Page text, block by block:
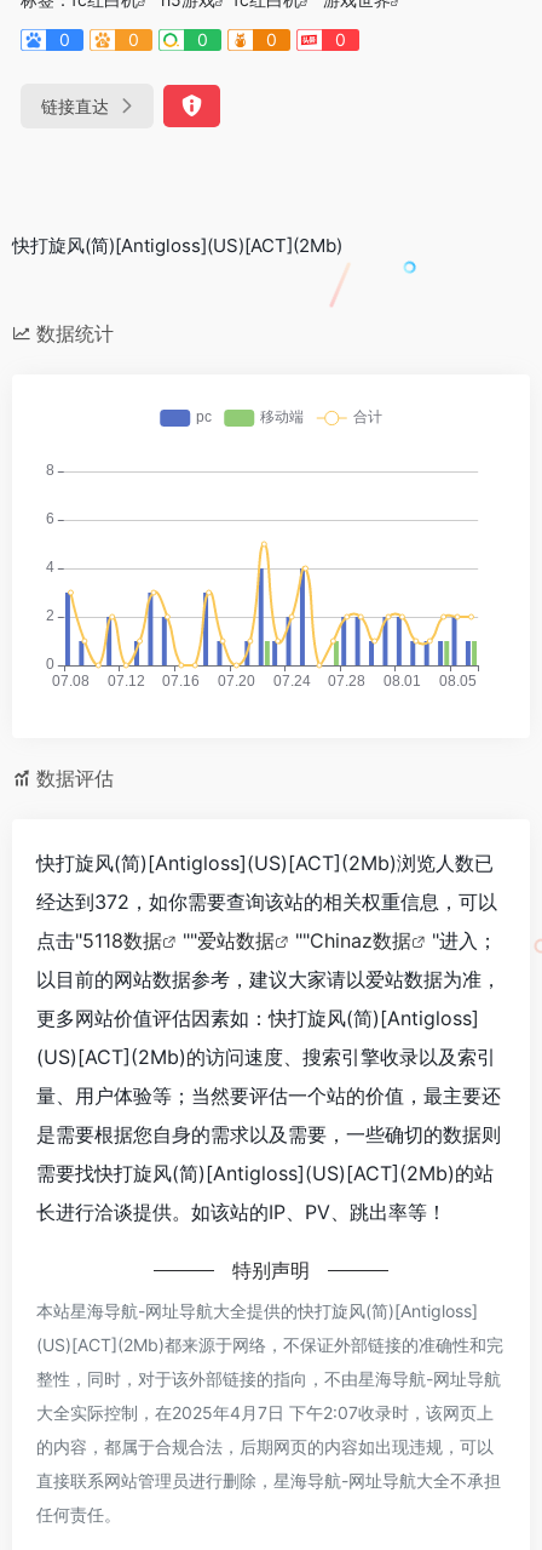
0
0 0 0 0
链接直达
快打旋风(简)[Antigloss](US)[ACT](2Mb)
数据统计
数据评估
快打旋风(简)[Antigloss](US)[ACT](2Mb)浏览人数已
经达到372，如你需要查询该站的相关权重信息，可以
点击"5118数据 ""爱站数据 ""Chinaz数据
"进入；
以目前的网站数据参考，建议大家请以爱站数据为准，
更多网站价值评估因素如：快打旋风(简)[Antigloss]
(US)[ACT](2Mb)的访问速度、搜索引擎收录以及索引
量、用户体验等；当然要评估一个站的价值，最主要还
是需要根据您自身的需求以及需要，一些确切的数据则
需要找快打旋风(简)[Antigloss](US)[ACT](2Mb)的站
长进行洽谈提供。如该站的IP、PV、跳出率等！
特别声明
本站星海导航-网址导航大全提供的快打旋风(简)[Antigloss]
(US)[ACT](2Mb)都来源于网络，不保证外部链接的准确性和完
整性，同时，对于该外部链接的指向，不由星海导航-网址导航
大全实际控制，在2025年4月7日 下午2:07收录时，该网页上
的内容，都属于合规合法，后期网页的内容如出现违规，可以
直接联系网站管理员进行删除，星海导航-网址导航大全不承担
任何责任。